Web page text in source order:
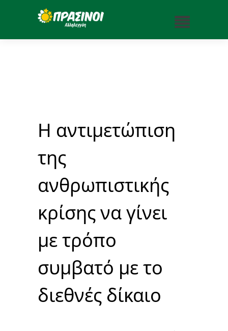
Η αντιμετώπιση
της
ανθρωπιστικής
κρίσης να γίνει
με τρόπο
συμβατό με το
διεθνές δίκαιο